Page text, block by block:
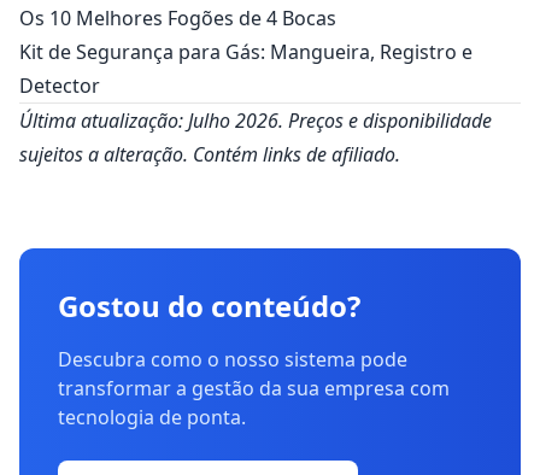
Os 10 Melhores Fogões de 4 Bocas
Kit de Segurança para Gás: Mangueira, Registro e
Detector
Última atualização: Julho 2026. Preços e disponibilidade
sujeitos a alteração. Contém links de afiliado.
Gostou do conteúdo?
Descubra como o nosso sistema pode
transformar a gestão da sua empresa com
tecnologia de ponta.